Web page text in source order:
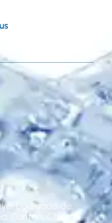
bourgade de
Canton, Chine